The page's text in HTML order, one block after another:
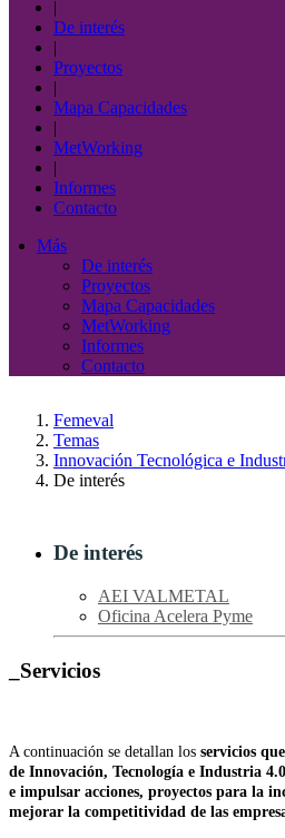
|
De interés
|
Proyectos
|
Mapa Capacidades
|
MetWorking
|
Informes
Contacto
Más
De interés
Proyectos
Mapa Capacidades
MetWorking
Informes
Contacto
Femeval
Temas
Innovación Tecnológica e
De interés
De interés
AEI VALMETAL
Oficina Acelera Pyme
_Servicios
A continuación se detallan los servicios
de Innovación, Tecnología e Industria
e impulsar acciones, proyectos para la
mejorar la competitividad de las